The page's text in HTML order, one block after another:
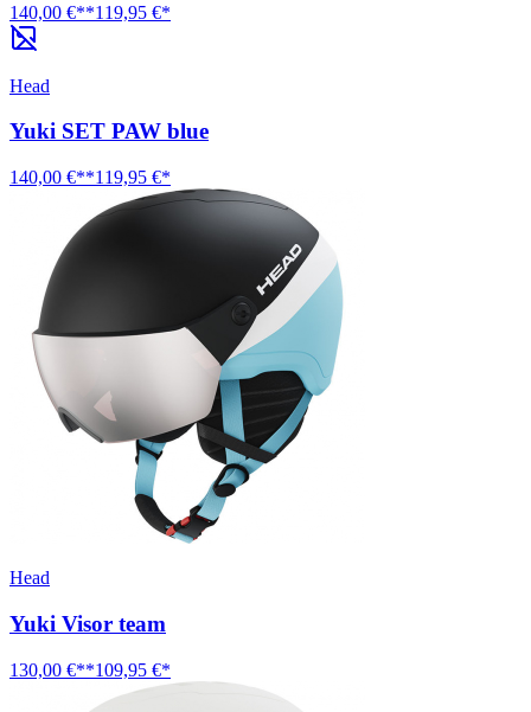
140,00 €**119,95 €*
Head
Yuki SET PAW blue
140,00 €**119,95 €*
Head
Yuki Visor team
130,00 €**109,95 €*